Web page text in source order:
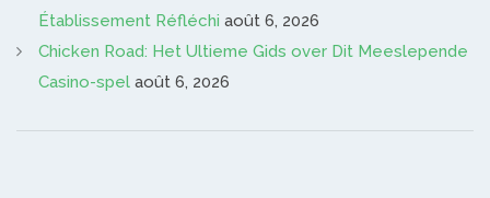
Établissement Réfléchi août 6, 2026
Chicken Road: Het Ultieme Gids over Dit Meeslepende
Casino-spel août 6, 2026